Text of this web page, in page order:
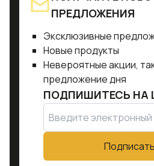
ПРЕДЛОЖЕНИЯ
Эксклюзивные
Новые продукты
Невероятные акции,
предложение дня
ПОДПИШИТЕСЬ НА